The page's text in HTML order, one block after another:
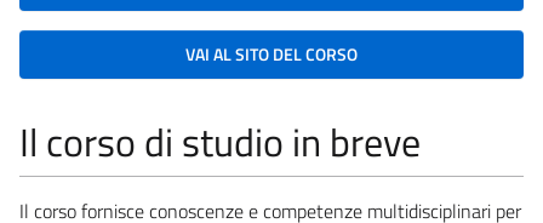
VAI AL SITO DEL CORSO
Il corso di studio in breve
Il corso fornisce conoscenze e competenze multidisciplinari per